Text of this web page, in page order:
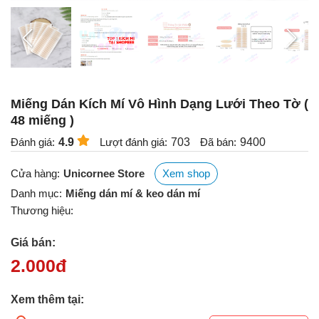
Miếng Dán Kích Mí Vô Hình Dạng Lưới Theo Tờ (
48 miếng )
Đánh giá: 4.9 Lượt đánh giá: 703 Đã bán: 9400
Cửa hàng: Unicornee Store
Xem shop
Danh mục: Miếng dán mí & keo dán mí
Thương hiệu:
Giá bán:
2.000đ
Xem thêm tại: